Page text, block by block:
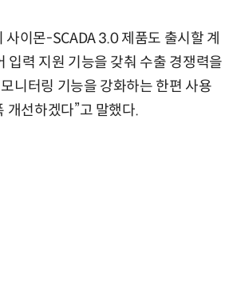
사이몬-SCADA 3.0 제품도 출시할 계
입력 지원 기능을 갖춰 수출 경쟁력을
니터링 기능을 강화하는 한편 사용
개선하겠다”고 말했다.